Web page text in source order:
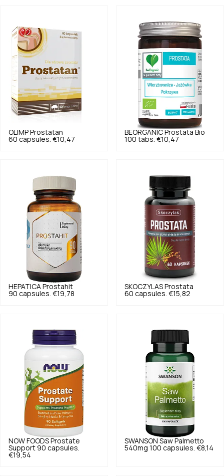
OLIMP Prostatan
60 capsules. €10,47
BEORGANIC Prostata Bio
100 tabs. €10,47
HEPATICA Prostahit
90 capsules. €19,78
SKOCZYLAS Prostata
60 capsules. €15,82
NOW FOODS Prostate
Support 90 capsules.
€19,54
SWANSON Saw Palmetto
540mg 100 capsules. €8,14